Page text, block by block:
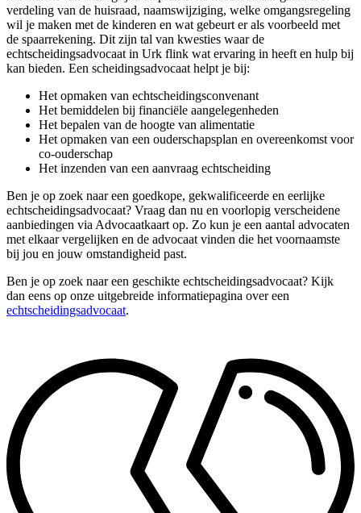
verdeling van de huisraad, naamswijziging, welke omgangsregeling
wil je maken met de kinderen en wat gebeurt er als voorbeeld met
de spaarrekening. Dit zijn tal van kwesties waar de
echtscheidingsadvocaat in Urk flink wat ervaring in heeft en hulp bij
kan bieden. Een scheidingsadvocaat helpt je bij:
Het opmaken van echtscheidingsconvenant
Het bemiddelen bij financiële aangelegenheden
Het bepalen van de hoogte van alimentatie
Het opmaken van een ouderschapsplan en overeenkomst voor
co-ouderschap
Het inzenden van een aanvraag echtscheiding
Ben je op zoek naar een goedkope, gekwalificeerde en eerlijke
echtscheidingsadvocaat? Vraag dan nu en voorlopig verscheidene
aanbiedingen via Advocaatkaart op. Zo kun je een aantal advocaten
met elkaar vergelijken en de advocaat vinden die het voornaamste
bij jou en jouw omstandigheid past.
Ben je op zoek naar een geschikte echtscheidingsadvocaat? Kijk
dan eens op onze uitgebreide informatiepagina over een
echtscheidingsadvocaat.